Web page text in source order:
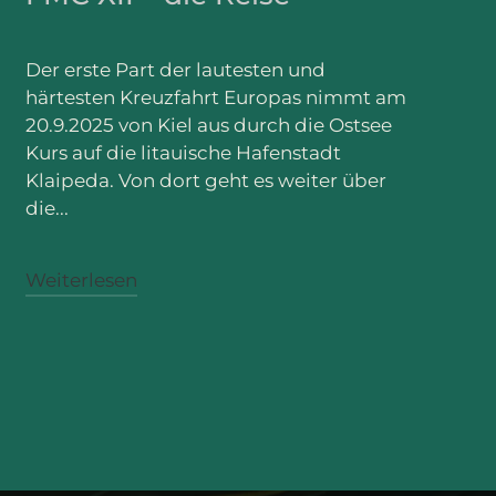
Der erste Part der lautesten und
härtesten Kreuzfahrt Europas nimmt am
20.9.2025 von Kiel aus durch die Ostsee
Kurs auf die litauische Hafenstadt
Klaipeda. Von dort geht es weiter über
die...
Weiterlesen